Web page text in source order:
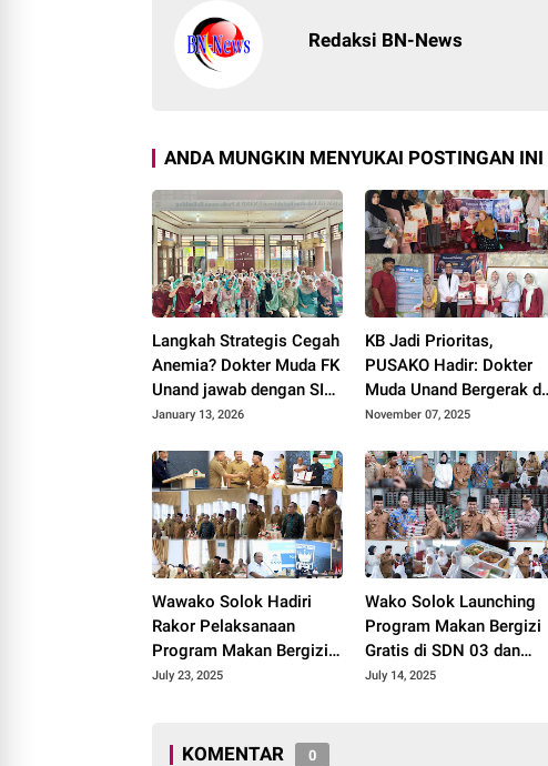
Redaksi BN-News
ANDA MUNGKIN MENYUKAI POSTINGAN INI
Langkah Strategis Cegah
Anemia? Dokter Muda FK
Unand jawab dengan SI
CANTIK
January 13, 2026
KB Jadi Prioritas,
PUSAKO Hadir: Dokter
Muda Unand Bergerak di
Nanggalo
November 07, 2025
Wawako Solok Hadiri
Rakor Pelaksanaan
Program Makan Bergizi
Gratis Sumatera Barat
July 23, 2025
Wako Solok Launching
Program Makan Bergizi
Gratis di SDN 03 dan
SDN 05 Kampung Jawa
July 14, 2025
KOMENTAR 0